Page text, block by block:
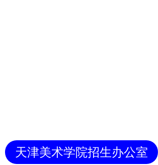
天津美术学院招生办公室